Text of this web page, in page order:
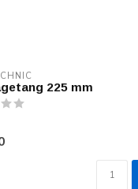
225 mm